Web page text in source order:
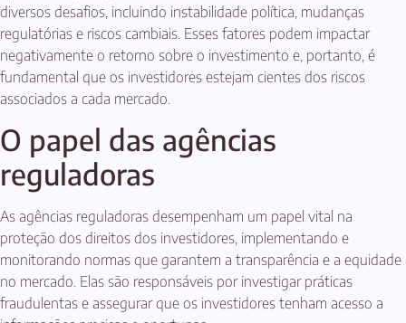
diversos desafios, incluindo instabilidade política, mudanças
regulatórias e riscos cambiais. Esses fatores podem impactar
negativamente o retorno sobre o investimento e, portanto, é
fundamental que os investidores estejam cientes dos riscos
associados a cada mercado.
O papel das agências
reguladoras
As agências reguladoras desempenham um papel vital na
proteção dos direitos dos investidores, implementando e
monitorando normas que garantem a transparência e a equidade
no mercado. Elas são responsáveis por investigar práticas
fraudulentas e assegurar que os investidores tenham acesso a